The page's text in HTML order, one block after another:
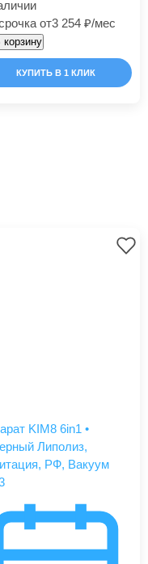
от3 254 /мес
корзину
КУПИТЬ В 1 КЛИК
KIM8 6in1 •
Липолиз,
РФ, Вакуум